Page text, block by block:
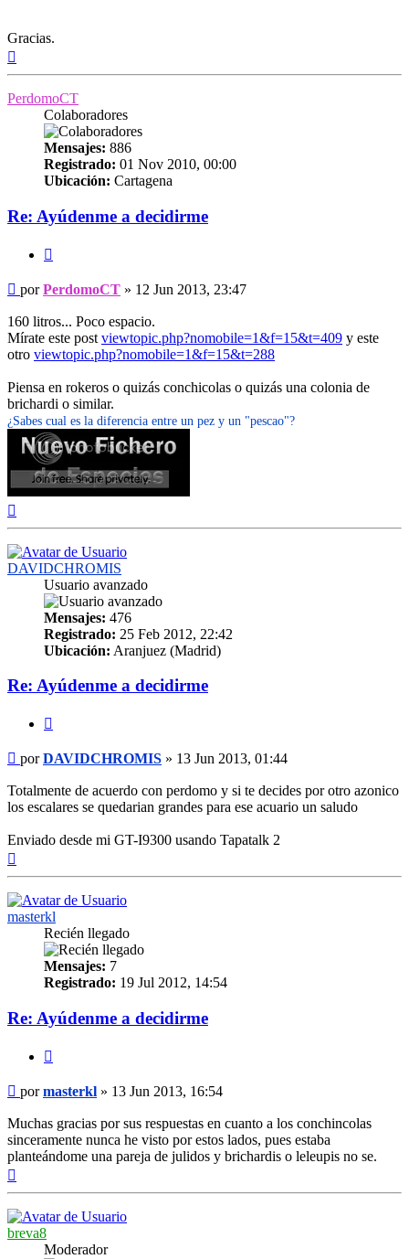
Gracias.
PerdomoCT
Colaboradores
Mensajes: 886
Registrado: 01 Nov 2010, 00:00
Ubicación: Cartagena
Re: Ayúdenme a decidirme
Mensaje
porPerdomoCT » 12 Jun 2013, 23:47
160 litros... Poco espacio.
Mírate este post viewtopic.php?nomobile=1&f=15&t=409 y este
otro viewtopic.php?nomobile=1&f=15&t=288
Piensa en rokeros o quizás conchicolas o quizás una colonia de
brichardi o similar.
¿Sabes cual es la diferencia entre un pez y un "pescao"?
DAVIDCHROMIS
Usuario avanzado
Mensajes: 476
Registrado: 25 Feb 2012, 22:42
Ubicación: Aranjuez (Madrid)
Re: Ayúdenme a decidirme
Mensaje
porDAVIDCHROMIS » 13 Jun 2013, 01:44
Totalmente de acuerdo con perdomo y si te decides por otro azonico
los escalares se quedarian grandes para ese acuario un saludo
Enviado desde mi GT-I9300 usando Tapatalk 2
masterkl
Recién llegado
Mensajes: 7
Registrado: 19 Jul 2012, 14:54
Re: Ayúdenme a decidirme
Mensaje
pormasterkl » 13 Jun 2013, 16:54
Muchas gracias por sus respuestas en cuanto a los conchincolas
sinceramente nunca he visto por estos lados, pues estaba
planteándome una pareja de julidos y brichardis o leleupis no se.
breva8
Moderador